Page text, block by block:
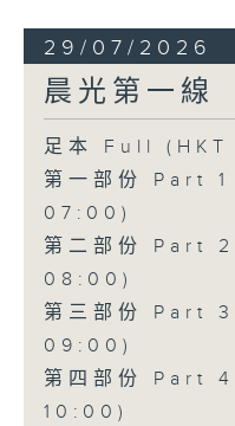
29/07/2026
晨光第一線
足本 Full
第一部份 Part
07:00)
第二部份 Part
08:00)
第三部份 Part
09:00)
第四部份 Part
10:00)